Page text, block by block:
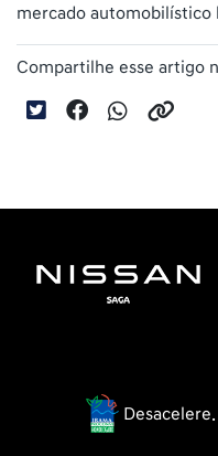
mercado automobilístico
Compartilhe esse artigo